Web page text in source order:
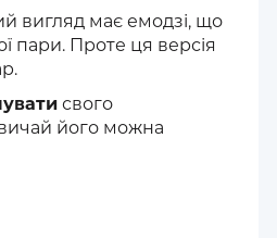
вигляд має емодзі, що
пари. Проте ця версія
свого
його можна